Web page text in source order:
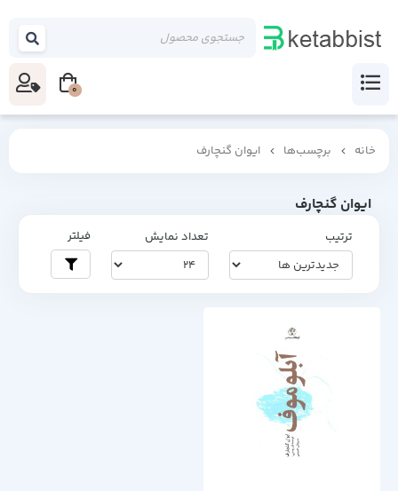
خانه برچسب‌ها ایوان گنچارف
ایوان گنچارف
ترتیب تعداد نمایش فیلتر
0